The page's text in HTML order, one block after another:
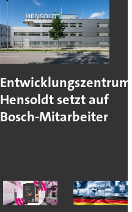
Hensoldt setzt auf
Bosch-Mitarbeiter